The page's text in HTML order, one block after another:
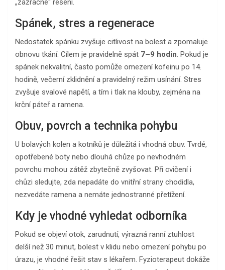
„zázračné“ řešení.
Spánek, stres a regenerace
Nedostatek spánku zvyšuje citlivost na bolest a zpomaluje
obnovu tkání. Cílem je pravidelně spát 7–9 hodin. Pokud je
spánek nekvalitní, často pomůže omezení kofeinu po 14.
hodině, večerní zklidnění a pravidelný režim usínání. Stres
zvyšuje svalové napětí, a tím i tlak na klouby, zejména na
krční páteř a ramena.
Obuv, povrch a technika pohybu
U bolavých kolen a kotníků je důležitá i vhodná obuv. Tvrdé,
opotřebené boty nebo dlouhá chůze po nevhodném
povrchu mohou zátěž zbytečně zvyšovat. Při cvičení i
chůzi sledujte, zda nepadáte do vnitřní strany chodidla,
nezvedáte ramena a nemáte jednostranné přetížení.
Kdy je vhodné vyhledat odborníka
Pokud se objeví otok, zarudnutí, výrazná ranní ztuhlost
delší než 30 minut, bolest v klidu nebo omezení pohybu po
úrazu, je vhodné řešit stav s lékařem. Fyzioterapeut dokáže